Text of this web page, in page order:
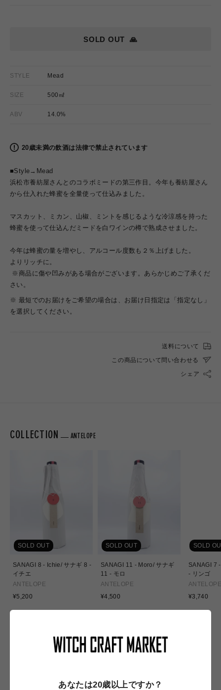
🙏
SOLD OUT
STYLE Mead
SIZE 500㎖
ABV 14.0%
20歳未満の飲酒は法律で禁止されています
■Style→Mead
浜松市養紡屋さんとのコラボミードの第三作目。今年も養紡屋さん
から仕入れた蜂蜜を全量使って仕込みました。
マスカット、ミカン、山椒、ミントを感じるような冷涼感を持った
蜂蜜を使って仕込んだミードを白ワインの樽で熟成させました。
今年は蜂蜜の量を増やし、アルコール度数も２％上げました。
よりリッチに。
※商品に傷や凹みがある場合がございます。あらかじめご了承くだ
さい。
※ 最短でのお届けをご希望の場合は、お届け日指定は「指定なし」
を選択してください。
送料について
この商品について問い合わせる
シェア
COLLECTION ANTELOPE
SOLD OUT
SANAGI 8 - Ichie/ サナギ 8 -
イチエ
ANTELOPE
通
¥5,200
SOLD OUT
SANAGI 11 - Moro/ サナギ
11 - モロ
ANTELOPE
通
¥4,500
SOLD
SANAGI 7
- リンゴ
ANTELOPE
通
¥3,740
あなたは20歳以上ですか？